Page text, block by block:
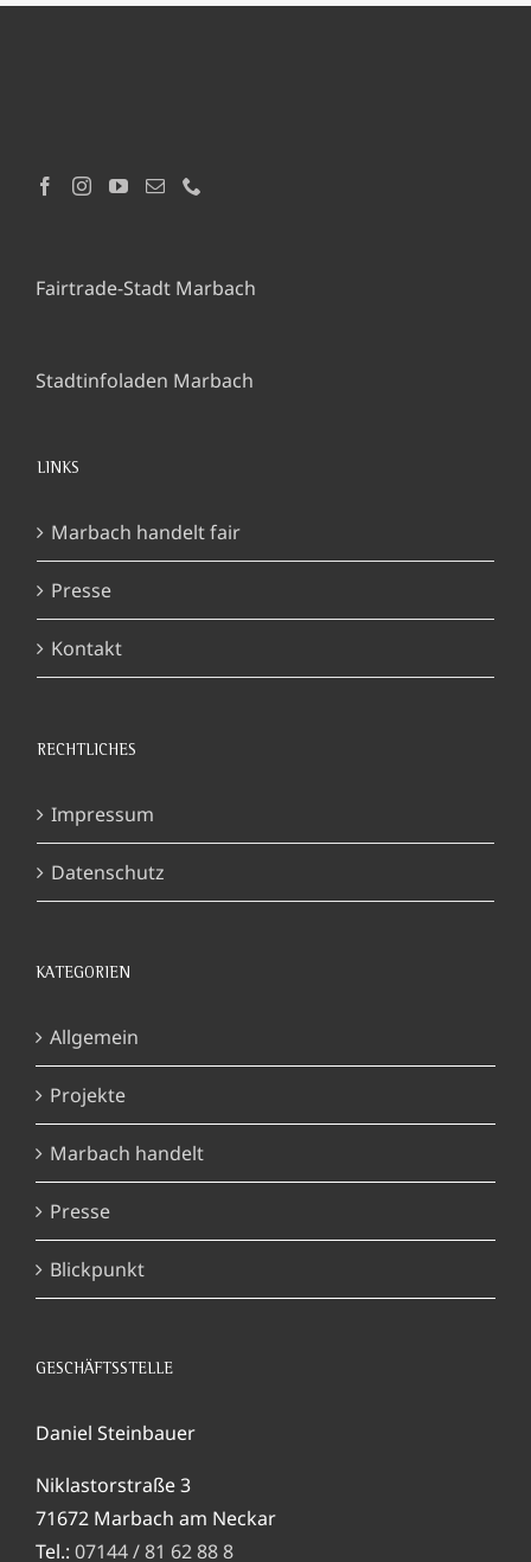
Fairtrade-Stadt Marbach
Stadtinfoladen Marbach
LINKS
Marbach handelt fair
Presse
Kontakt
RECHTLICHES
Impressum
Datenschutz
KATEGORIEN
Allgemein
Projekte
Marbach handelt
Presse
Blickpunkt
GESCHÄFTSSTELLE
Daniel Steinbauer
Niklastorstraße 3
71672 Marbach am Neckar
Tel.: 07144 / 81 62 88 8